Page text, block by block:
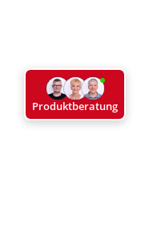
Produktberatung